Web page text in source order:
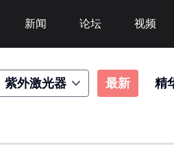
新闻 论坛 视频
紫外激光器 最新 精